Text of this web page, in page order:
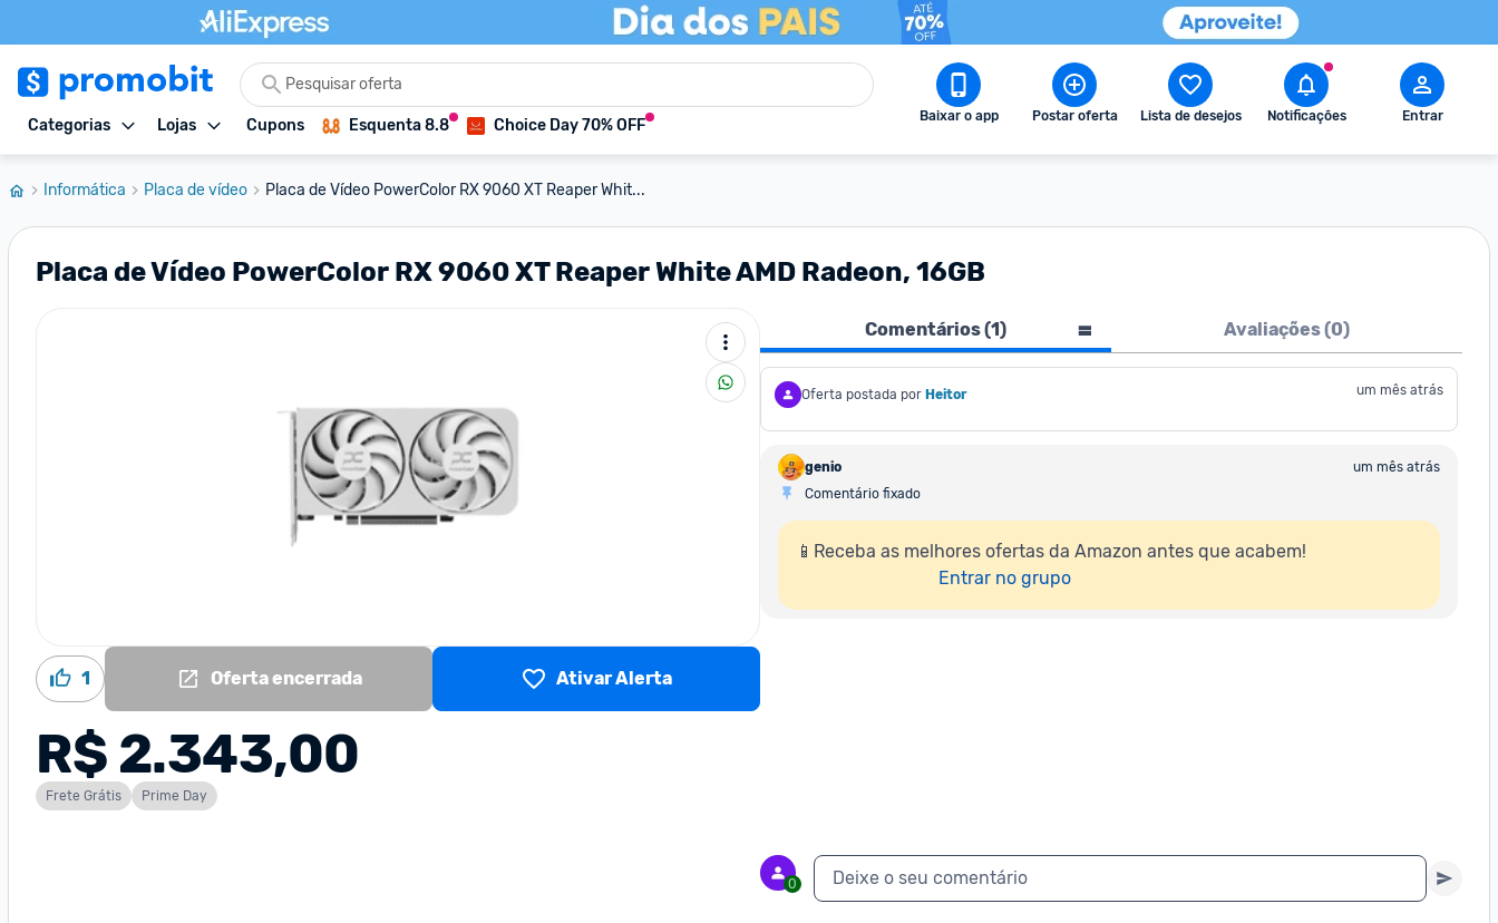
Categorias Lojas Cupons Esquenta 8.8 Choice Day 70% OFF Baixar o app Postar oferta Lista de desejos Notificações Entrar
Informática Placa de vídeo Placa de Vídeo PowerColor RX 9060 XT Reaper Whit...
Placa de Vídeo PowerColor RX 9060 XT Reaper White AMD Radeon, 16GB
1 Oferta encerrada Ativar Alerta
R$ 2.343,00
Frete Grátis Prime Day
Comentários (1) Avaliações (0)
Oferta postada por Heitor um mês atrás
genio
um mês atrás
Comentário fixado
📱Receba as melhores ofertas da Amazon antes que acabem!
Entrar no grupo
0 Deixe o seu comentário